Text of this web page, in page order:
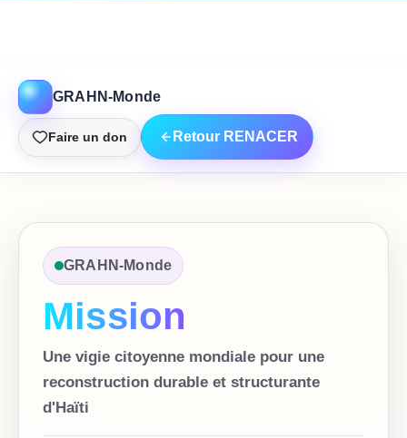
GRAHN-Monde
Faire un don Retour RENACER
GRAHN-Monde
Mission
Une vigie citoyenne mondiale pour une
reconstruction durable et structurante
d'Haïti